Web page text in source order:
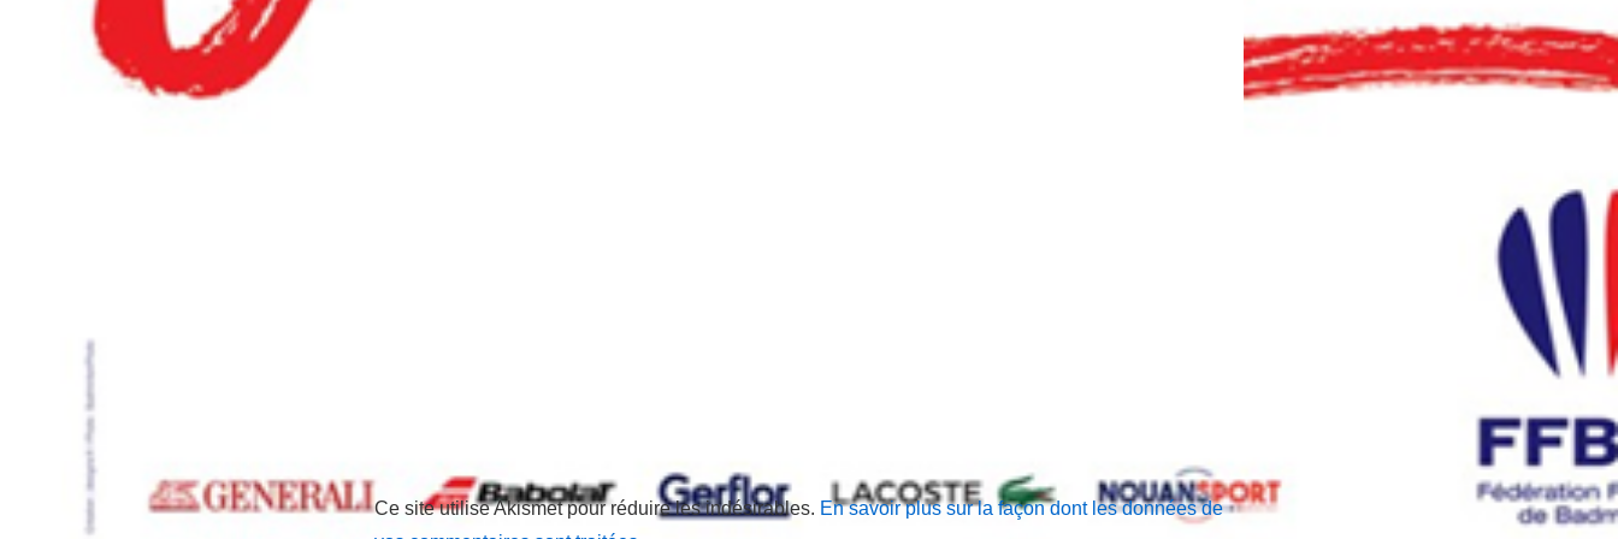
Ce site utilise Akismet pour réduire les indésirables. En savoir plus sur la façon dont les données de